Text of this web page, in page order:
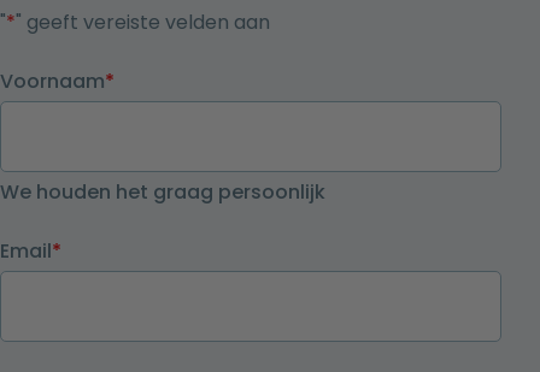
"*" geeft vereiste velden aan
Voornaam*
We houden het graag persoonlijk
Email*